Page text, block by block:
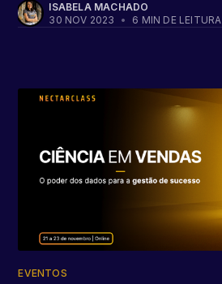
ISABELA MACHADO
30 NOV 2023
• 6 MIN DE LEITURA
EVENTOS